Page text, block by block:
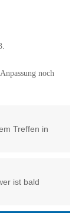
noch
Treffen in
ist bald